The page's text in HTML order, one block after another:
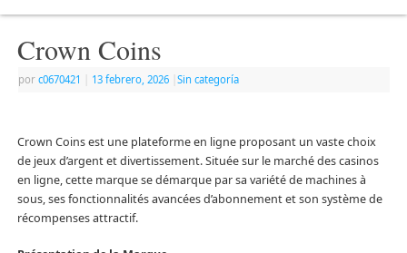
Crown Coins
por c0670421 13 febrero, 2026 Sin categoría
Crown Coins est une plateforme en ligne proposant un vaste choix
de jeux d’argent et divertissement. Située sur le marché des casinos
en ligne, cette marque se démarque par sa variété de machines à
sous, ses fonctionnalités avancées d’abonnement et son système de
récompenses attractif.